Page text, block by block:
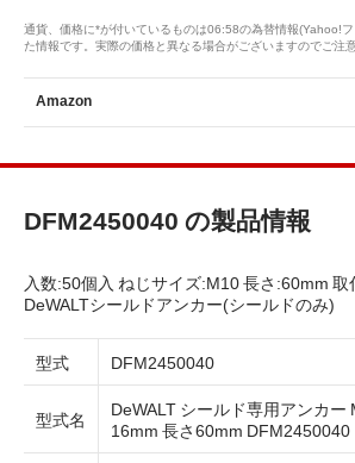
通貨、価格に*が付いているものは06:58の為替情報(Yahoo!
た情報です。実際の価格と異なる場合がございますのでご注意
Amazon
DFM2450040 の製品情報
入数:50個入 ねじサイズ:M10 長さ:60mm
DeWALTシールドアンカー(シールドのみ)
型式 DFM2450040
型式名
DeWALT シールド専用アンカー
16mm 長さ60mm DFM2450040